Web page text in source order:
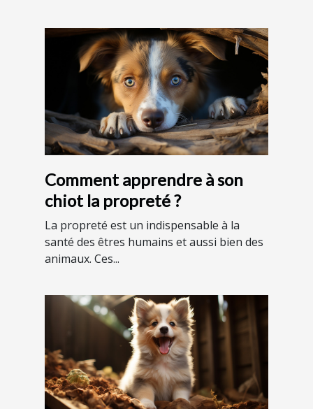
Comment apprendre à son
chiot la propreté ?
La propreté est un indispensable à la
santé des êtres humains et aussi bien des
animaux. Ces...